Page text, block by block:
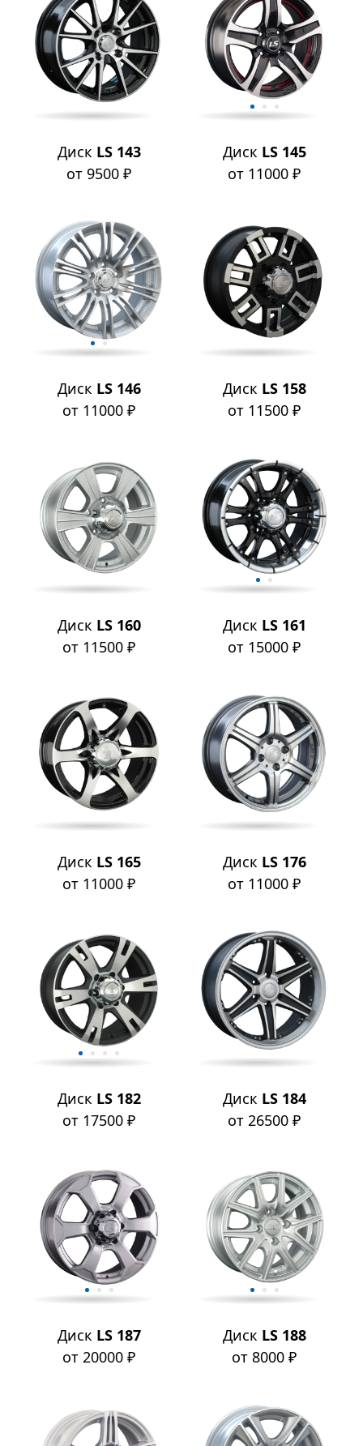
Диск LS 143
от 9500 ₽
Диск LS 145
от 11000 ₽
Диск LS 146
от 11000 ₽
Диск LS 158
от 11500 ₽
Диск LS 160
от 11500 ₽
Диск LS 161
от 15000 ₽
Диск LS 165
от 11000 ₽
Диск LS 176
от 11000 ₽
Диск LS 182
от 17500 ₽
Диск LS 184
от 26500 ₽
Диск LS 187
от 20000 ₽
Диск LS 188
от 8000 ₽